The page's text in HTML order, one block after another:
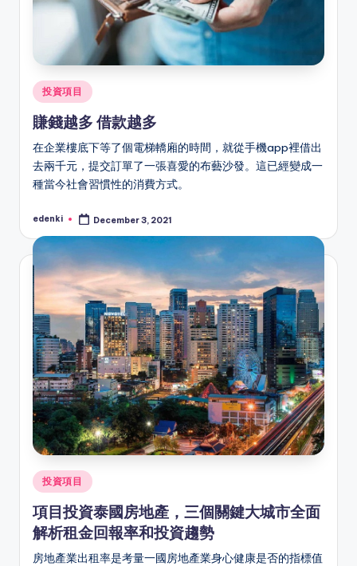
Posted
投資項目
賺錢越多 借款越多
在企業樓底下等了個電梯轎廂的時間，就從手機app裡借出
去兩千元，提交訂單了一張喜愛的布藝沙發。這已經變成一
種當今社會習慣性的消費方式。
Posted
edenki December 3, 2021
Posted
in
投資項目
項目投資泰國房地產，三個關鍵大城市全面
解析租金回報率和投資趨勢
房地產業出租率是考量一國房地產業身心健康是否的指標值